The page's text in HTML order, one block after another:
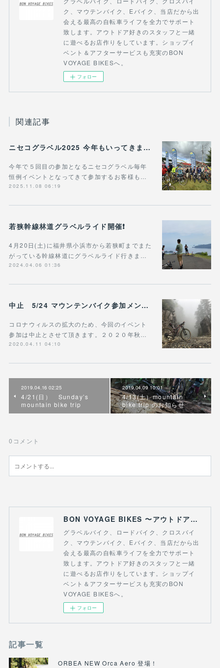
ク、マウテンバイク、Eバイク、当店だから出
会える最高の自転車ライフを全力でサポート
致します。アウトドア好きのスタッフと一緒
に遊べるお店作りをしています。ショップイ
ベント＆アフターサービスも充実のBON
VOYAGE BIKESへ。
フォロー
関連記事
ニセコグラベル2025 今年もいってきました！
今年で５回目の参加となるニセコグラベル毎年
恒例イベントとなってきて参加するお客様も…
2025.11.08 06:19
若狭幹線林道グラベルライド開催❗️
4月20日(土)に福井県小浜市から若狭町までまた
がっている幹線林道にグラベルライド行きま…
2024.04.06 01:36
中止 5/24 マウンテンバイク参加メンバー 募集
コロナウィルスの拡大のため、今回のイベント
参加は中止とさせて頂きます。２０２０年秋…
2020.04.11 04:10
2019.04.16 02:25
4/21(日） Sunday’s
mountain bike trip
2019.04.09 10:01
4/13(土）mountain
bike trip のお知らせ
0 コメント
BON VOYAGE BIKES 〜アウトドアライフにつながる自転車専門店〜
グラベルバイク、ロードバイク、クロスバイ
ク、マウテンバイク、Eバイク、当店だから出
会える最高の自転車ライフを全力でサポート
致します。アウトドア好きのスタッフと一緒
に遊べるお店作りをしています。ショップイ
ベント＆アフターサービスも充実のBON
VOYAGE BIKESへ。
フォロー
記事一覧
ORBEA NEW Orca Aero 登場！